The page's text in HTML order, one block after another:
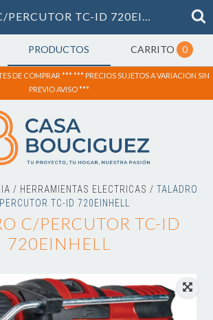
TALADRO C/PERCUTOR TC-ID 720EINHELL
PRODUCTOS CARRITO 0
DE COMPRAR *** *** PRECIOS SUJETOS A VARIACION SIN
PREVIO AVISO ***
/ HERRAMIENTAS ELECTRICAS / TALADRO
TC-ID 720EINHELL
C/PERCUTOR TC-ID
720EINHELL